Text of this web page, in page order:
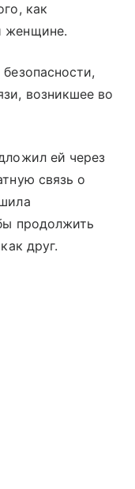
как
женщине.
возникшее во
ей через
связь о
продолжить
друг.